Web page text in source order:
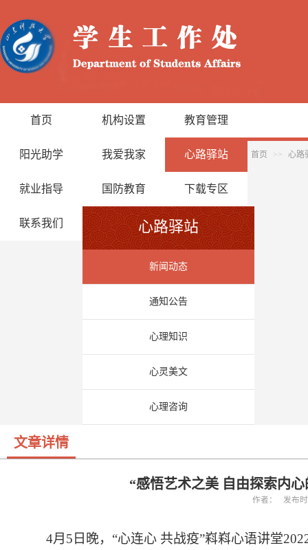
首页 机构设置 教育管理
阳光助学 我爱我家 心路驿站
就业指导 国防教育 下载专区
联系我们
首页 >> 心路
心路驿站
新闻动态
通知公告
心理知识
心灵美文
心理咨询
文章详情
“感悟艺术之美 自由探索内
作者： 发布
4月 5 日晚，“心连心 共战疫”嵙嵙心语讲堂